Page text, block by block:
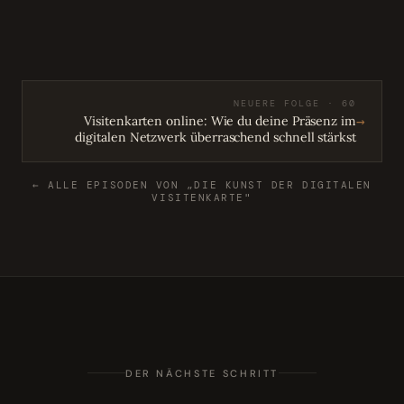
NEUERE FOLGE · 60
Visitenkarten online: Wie du deine Präsenz im
digitalen Netzwerk überraschend schnell stärkst
→
← ALLE EPISODEN VON „DIE KUNST DER DIGITALEN
VISITENKARTE"
DER NÄCHSTE SCHRITT